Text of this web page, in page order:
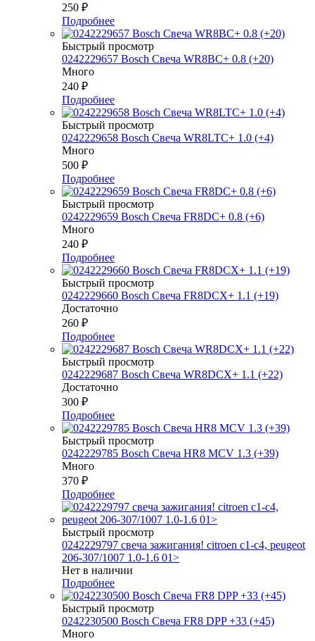
250 ₽
Подробнее
Быстрый просмотр
0242229657 Bosch Свеча WR8BC+ 0.8 (+20)
Много
240 ₽
Подробнее
Быстрый просмотр
0242229658 Bosch Свеча WR8LTC+ 1.0 (+4)
Много
500 ₽
Подробнее
Быстрый просмотр
0242229659 Bosch Свеча FR8DC+ 0.8 (+6)
Много
240 ₽
Подробнее
Быстрый просмотр
0242229660 Bosch Свеча FR8DCX+ 1.1 (+19)
Достаточно
260 ₽
Подробнее
Быстрый просмотр
0242229687 Bosch Свеча WR8DCX+ 1.1 (+22)
Достаточно
300 ₽
Подробнее
Быстрый просмотр
0242229785 Bosch Свеча HR8 MCV 1.3 (+39)
Много
370 ₽
Подробнее
Быстрый просмотр
0242229797 свеча зажигания! citroen c1-c4, peugeot
206-307/1007 1.0-1.6 01>
Нет в наличии
Подробнее
Быстрый просмотр
0242230500 Bosch Свеча FR8 DPP +33 (+45)
Много